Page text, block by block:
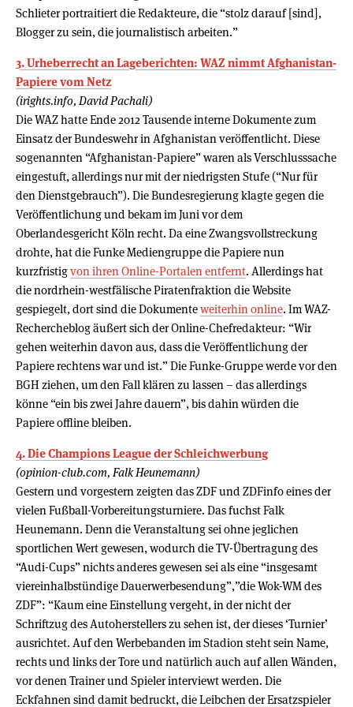
Schlieter portraitiert die Redakteure, die “stolz darauf [sind],
Blogger zu sein, die journalistisch arbeiten.”
3. Urheberrecht an Lageberichten: WAZ nimmt Afghanistan-
Papiere vom Netz
(irights.info, David Pachali)
Die WAZ hatte Ende 2012 Tausende interne Dokumente zum
Einsatz der Bundeswehr in Afghanistan veröffentlicht. Diese
sogenannten “Afghanistan-Papiere” waren als Verschlusssache
eingestuft, allerdings nur mit der niedrigsten Stufe (“Nur für
den Dienstgebrauch”). Die Bundesregierung klagte gegen die
Veröffentlichung und bekam im Juni vor dem
Oberlandesgericht Köln recht. Da eine Zwangsvollstreckung
drohte, hat die Funke Mediengruppe die Papiere nun
kurzfristigvon ihren Online-Portalen entfernt. Allerdings hat
die nordrhein-westfälische Piratenfraktion die Website
gespiegelt, dort sind die Dokumenteweiterhin online. Im WAZ-
Rechercheblog äußert sich der Online-Chefredakteur: “Wir
gehen weiterhin davon aus, dass die Veröffentlichung der
Papiere rechtens war und ist.” Die Funke-Gruppe werde vor den
BGH ziehen, um den Fall klären zu lassen – das allerdings
könne “ein bis zwei Jahre dauern”, bis dahin würden die
Papiere offline bleiben.
4. Die Champions League der Schleichwerbung
(opinion-club.com, Falk Heunemann)
Gestern und vorgestern zeigten das ZDF und ZDFinfo eines der
vielen Fußball-Vorbereitungsturniere. Das fuchst Falk
Heunemann. Denn die Veranstaltung sei ohne jeglichen
sportlichen Wert gewesen, wodurch die TV-Übertragung des
“Audi-Cups” nichts anderes gewesen sei als eine “insgesamt
viereinhalbstündige Dauerwerbesendung”,”die Wok-WM des
ZDF”: “Kaum eine Einstellung vergeht, in der nicht der
Schriftzug des Autoherstellers zu sehen ist, der dieses ‘Turnier’
ausrichtet. Auf den Werbebanden im Stadion steht sein Name,
rechts und links der Tore und natürlich auch auf allen Wänden,
vor denen Trainer und Spieler interviewt werden. Die
Eckfahnen sind damit bedruckt, die Leibchen der Ersatzspieler